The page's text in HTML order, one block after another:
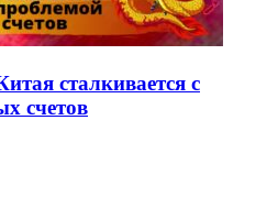
сталкивается с
счетов